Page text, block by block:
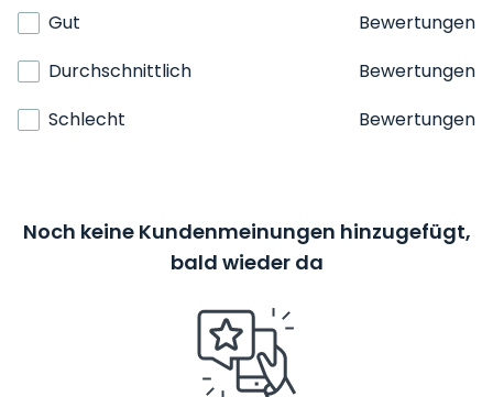
Gut
Bewertungen
Durchschnittlich
Bewertungen
Schlecht
Bewertungen
Noch keine Kundenmeinungen hinzugefügt,
bald wieder da